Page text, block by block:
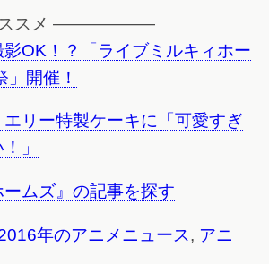
ススメ ——————
OK！？「ライブミルキィホー
」開催！
リー特製ケーキに「可愛すぎ
」
ムズ』の記事を探す
年のアニメニュース, アニ